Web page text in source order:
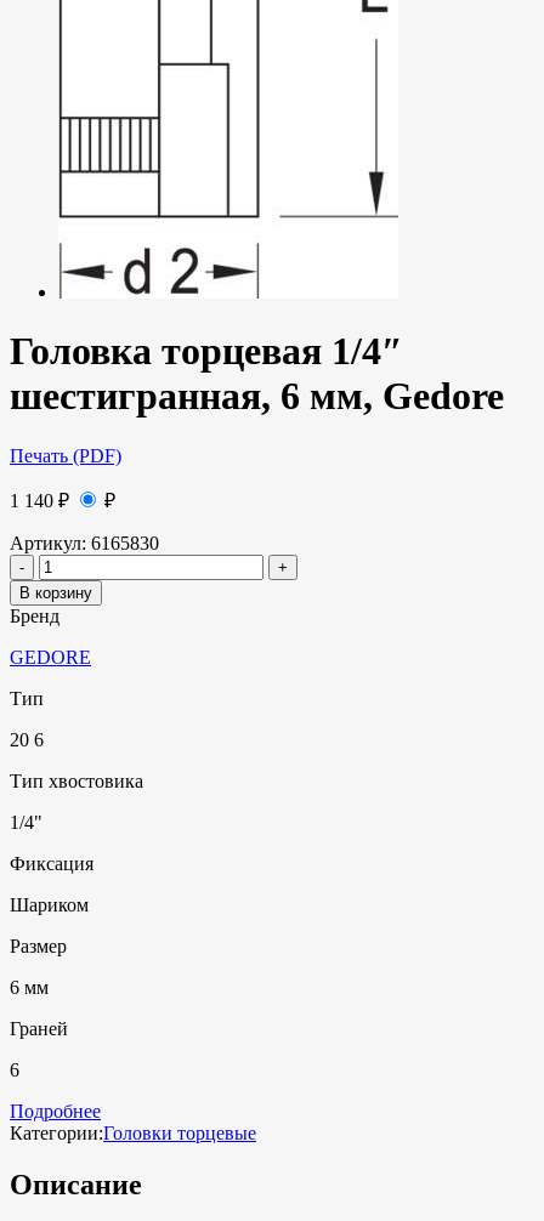
Головка торцевая 1/4″
шестигранная, 6 мм, Gedore
Печать (PDF)
1 140 ₽ ₽
Артикул: 6165830
В корзину
Бренд
GEDORE
Тип
20 6
Тип хвостовика
1/4"
Фиксация
Шариком
Размер
6 мм
Граней
6
Подробнее
Категории:Головки торцевые
Описание